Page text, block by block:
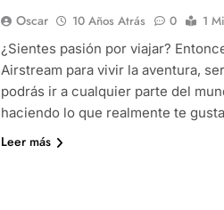
Oscar 10 Años Atrás 0
1
¿Sientes pasión por viajar?
Airstream para vivir la aventura,
podrás ir a cualquier parte del
haciendo lo que realmente te
Leer más